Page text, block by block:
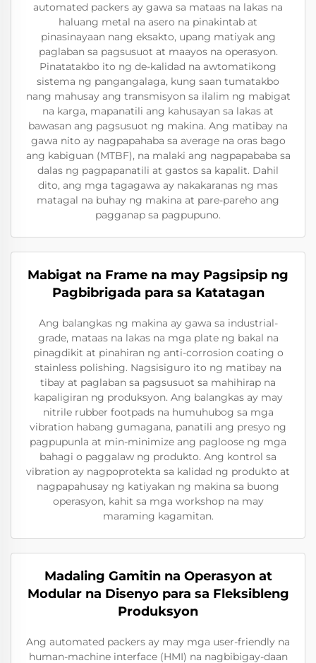
automated packers ay gawa sa mataas na lakas na
haluang metal na asero na pinakintab at
pinasinayaan nang eksakto, upang matiyak ang
paglaban sa pagsusuot at maayos na operasyon.
Pinatatakbo ito ng de-kalidad na awtomatikong
sistema ng pangangalaga, kung saan tumatakbo
nang mahusay ang transmisyon sa ilalim ng mabigat
na karga, mapanatili ang kahusayan sa lakas at
bawasan ang pagsusuot ng makina. Ang matibay na
gawa nito ay nagpapahaba sa average na oras bago
ang kabiguan (MTBF), na malaki ang nagpapababa sa
dalas ng pagpapanatili at gastos sa kapalit. Dahil
dito, ang mga tagagawa ay nakakaranas ng mas
matagal na buhay ng makina at pare-pareho ang
pagganap sa pagpupuno.
Mabigat na Frame na may Pagsipsip ng
Pagbibrigada para sa Katatagan
Ang balangkas ng makina ay gawa sa industrial-
grade, mataas na lakas na mga plate ng bakal na
pinagdikit at pinahiran ng anti-corrosion coating o
stainless polishing. Nagsisiguro ito ng matibay na
tibay at paglaban sa pagsusuot sa mahihirap na
kapaligiran ng produksyon. Ang balangkas ay may
nitrile rubber footpads na humuhubog sa mga
vibration habang gumagana, panatili ang presyo ng
pagpupunla at min-minimize ang pagloose ng mga
bahagi o paggalaw ng produkto. Ang kontrol sa
vibration ay nagpoprotekta sa kalidad ng produkto at
nagpapahusay ng katiyakan ng makina sa buong
operasyon, kahit sa mga workshop na may
maraming kagamitan.
Madaling Gamitin na Operasyon at
Modular na Disenyo para sa Fleksibleng
Produksyon
Ang automated packers ay may mga user-friendly na
human-machine interface (HMI) na nagbibigay-daan